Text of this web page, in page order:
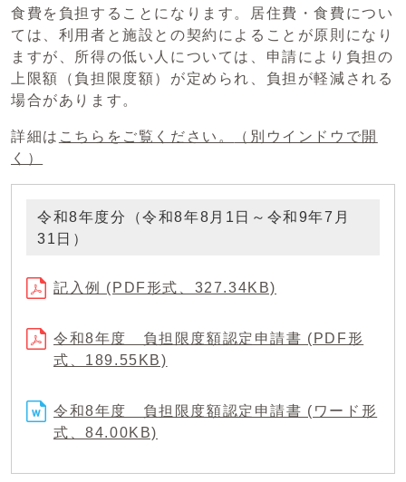
食費を負担することになります。居住費・食費につい
ては、利用者と施設との契約によることが原則になり
ますが、所得の低い人については、申請により負担の
上限額（負担限度額）が定められ、負担が軽減される
場合があります。
詳細は こちらをご覧ください。
（別ウインドウで開
く）
令和8年度分（令和8年8月1日～令和9年7月
31日）
記入例 (PDF形式、327.34KB)
令和8年度 負担限度額認定申請書 (PDF形
式、189.55KB)
令和8年度 負担限度額認定申請書 (ワード形
式、84.00KB)